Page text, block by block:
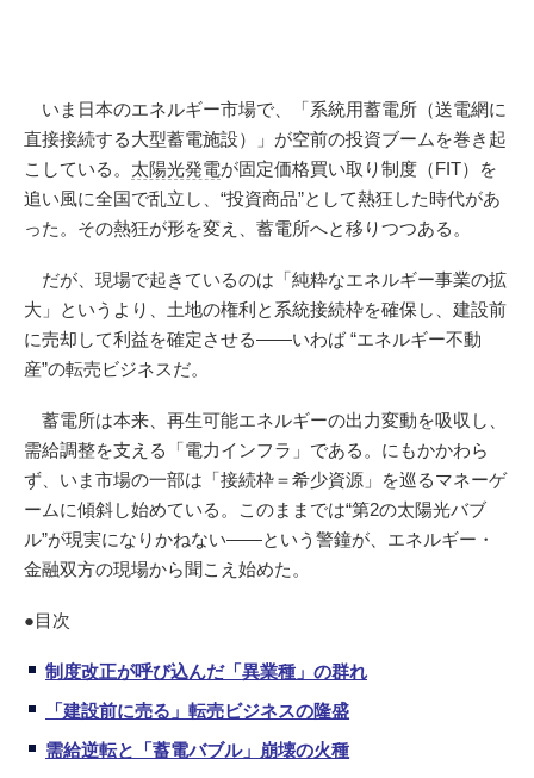
いま日本のエネルギー市場で、「系統用蓄電所（送電網に
直接接続する大型蓄電施設）」が空前の投資ブームを巻き起
こしている。 太陽光発電が固定価格買い取り制度（FIT）を
追い風に全国で乱立し、“投資商品”として熱狂した時代があ
った。その熱狂が形を変え、蓄電所へと移りつつある。
だが、現場で起きているのは「純粋なエネルギー事業の拡
大」というより、土地の権利と系統接続枠を確保し、建設前
に売却して利益を確定させる——いわば “エネルギー不動
産”の転売ビジネスだ。
蓄電所は本来、再生可能エネルギーの出力変動を吸収し、
需給調整を支える「電力インフラ」である。にもかかわら
ず、いま市場の一部は「接続枠＝希少資源」を巡るマネーゲ
ームに傾斜し始めている。このままでは“第2の太陽光バブ
ル”が現実になりかねない——という警鐘が、エネルギー・
金融双方の現場から聞こえ始めた。
●目次
制度改正が呼び込んだ「異業種」の群れ
「建設前に売る」転売ビジネスの隆盛
需給逆転と「蓄電バブル」崩壊の火種